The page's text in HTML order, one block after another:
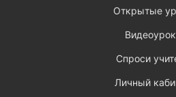
Открытые
Спроси
Личный